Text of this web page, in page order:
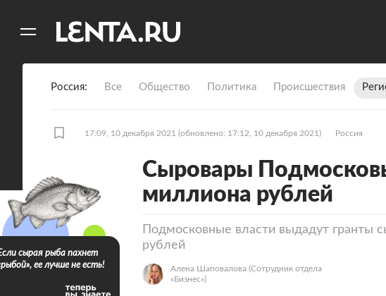
Россия Все Общество Политика Происшествия
17:09, 10 декабря 2021 (обновлено: 17:12, 10 декабря 2021) Россия
Сыровары
миллиона рублей
Подмосковные власти выдадут гранты
рублей
Алена Шаповалова (Сотрудник отдела
«‎Бизнес»)
сырая рыба пахнет
ее лучше не есть!